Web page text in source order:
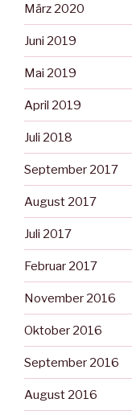
März 2020
Juni 2019
Mai 2019
April 2019
Juli 2018
September 2017
August 2017
Juli 2017
Februar 2017
November 2016
Oktober 2016
September 2016
August 2016